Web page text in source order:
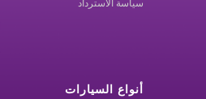
سياسة الاسترداد
أنواع السيارات